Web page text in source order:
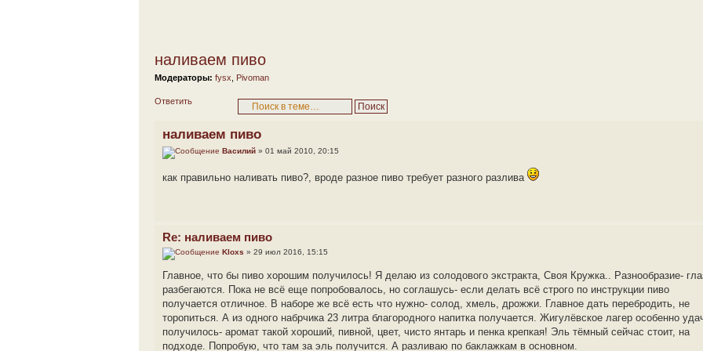
наливаем пиво
Модераторы: fysx Pivoman
Ответить
наливаем пиво
Василий » 01 май 2010, 20:15
как правильно наливать пиво?, вроде разное пиво требует разного разлива
Re: наливаем пиво
Kloxs » 29 июл 2016, 15:15
Главное, что бы пиво хорошим получилось! Я делаю из солодового экстракта, Своя Кружка.. Разнообразие-
разбегаются. Пока не всё еще попробовалось, но соглашусь- если делать всё строго по инструкции пиво
получается отличное. В наборе же всё есть что нужно- солод, хмель, дрожжи. Главное дать перебродить, не
торопиться. А из одного набрчика 23 литра благородного напитка получается. Жигулёвское лагер особенно
получилось- аромат такой хороший, пивной, цвет, чисто янтарь и пенка крепкая! Эль тёмный сейчас стоит, на
подходе. Попробую, что там за эль получится. А разливаю по баклажкам в основном.